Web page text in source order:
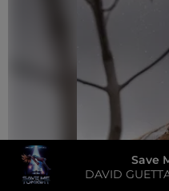
Save
DAVID